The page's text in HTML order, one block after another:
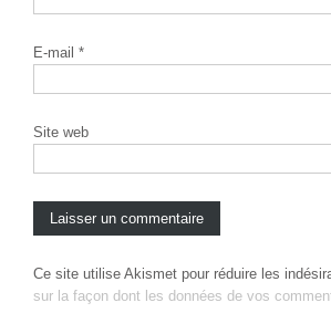
E-mail *
Site web
Ce site utilise Akismet pour réduire les
sur la façon dont les données de vos